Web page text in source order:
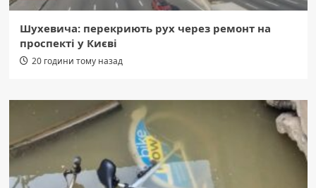
Шухевича: перекриють рух через ремонт на
проспекті у Києві
20 години тому назад